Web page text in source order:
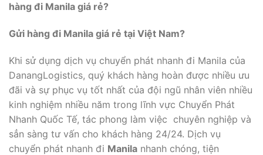
hàng đi Manila giá rẻ?
Gửi hàng đi Manila giá rẻ tại Việt Nam?
Khi sử dụng dịch vụ chuyển phát nhanh đi Manila của
DanangLogistics, quý khách hàng hoàn được nhiều ưu
đãi và sự phục vụ tốt nhất của đội ngũ nhân viên nhiều
kinh nghiệm nhiều năm trong lĩnh vực Chuyển Phát
Nhanh Quốc Tế, tác phong làm việc chuyên nghiệp và
sẳn sàng tư vấn cho khách hàng 24/24. Dịch vụ
chuyển phát nhanh đi Manila nhanh chóng, tiện